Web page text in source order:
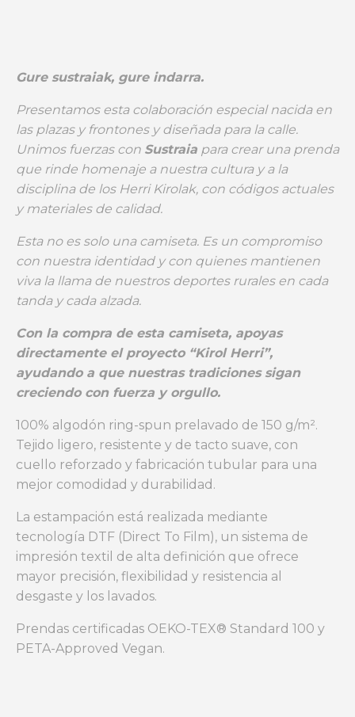
Gure sustraiak, gure indarra.
Presentamos esta colaboración especial nacida en
las plazas y frontones y diseñada para la calle.
Unimos fuerzas con Sustraia para crear una prenda
que rinde homenaje a nuestra cultura y a la
disciplina de los Herri Kirolak, con códigos actuales
y materiales de calidad.
Esta no es solo una camiseta. Es un compromiso
con nuestra identidad y con quienes mantienen
viva la llama de nuestros deportes rurales en cada
tanda y cada alzada.
Con la compra de esta camiseta, apoyas
directamente el proyecto “Kirol Herri”,
ayudando a que nuestras tradiciones sigan
creciendo con fuerza y orgullo.
100% algodón ring-spun prelavado de 150 g/m².
Tejido ligero, resistente y de tacto suave, con
cuello reforzado y fabricación tubular para una
mejor comodidad y durabilidad.
La estampación está realizada mediante
tecnología DTF (Direct To Film), un sistema de
impresión textil de alta definición que ofrece
mayor precisión, flexibilidad y resistencia al
desgaste y los lavados.
Prendas certificadas OEKO-TEX® Standard 100 y
PETA-Approved Vegan.